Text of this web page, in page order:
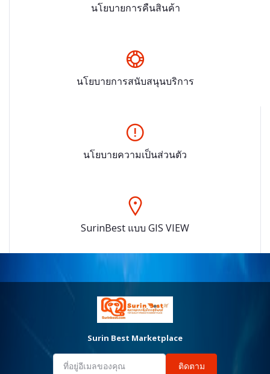
นโยบายการคืนสินค้า
นโยบายการสนับสนุนบริการ
นโยบายความเป็นส่วนตัว
SurinBest แบบ GIS VIEW
Surin Best Marketplace
ติดตาม